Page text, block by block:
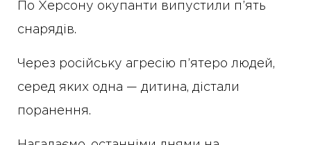
По Херсону окупанти випустили п’ять
снарядів.
Через російську агресію п’ятеро людей,
серед яких одна — дитина, дістали
поранення.